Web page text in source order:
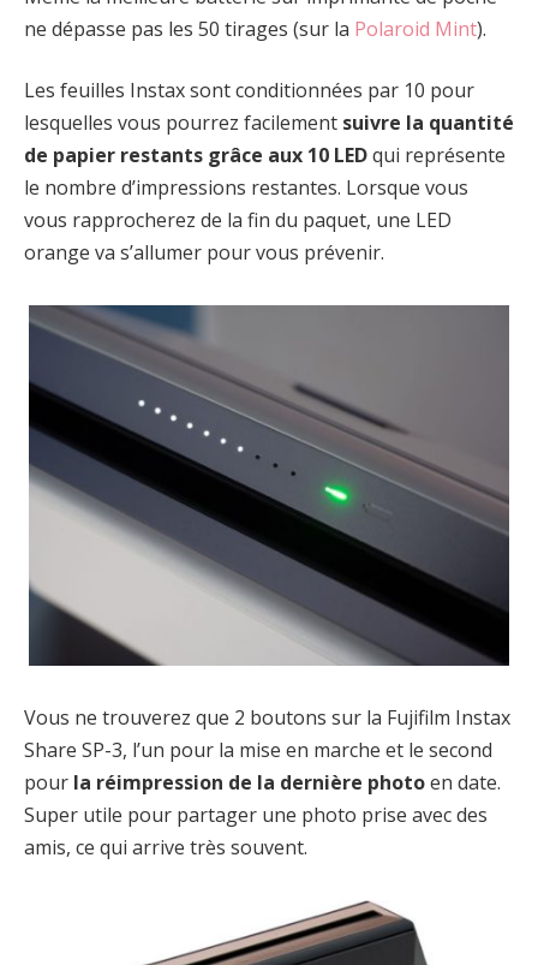
ne dépasse pas les 50 tirages (sur la Polaroid Mint).
Les feuilles Instax sont conditionnées par 10 pour
lesquelles vous pourrez facilement suivre la quantité
de papier restants grâce aux 10 LEDqui représente
le nombre d’impressions restantes. Lorsque vous
vous rapprocherez de la fin du paquet, une LED
orange va s’allumer pour vous prévenir.
Vous ne trouverez que 2 boutons sur la Fujifilm Instax
Share SP-3, l’un pour la mise en marche et le second
pour la réimpression de la dernière photoen date.
Super utile pour partager une photo prise avec des
amis, ce qui arrive très souvent.